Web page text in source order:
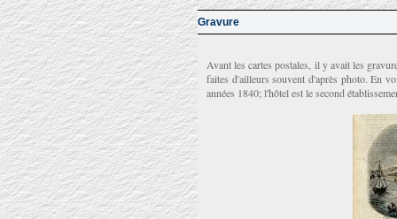
Gravure
Avant les cartes postales, il y avait les
faites d'ailleurs souvent d'après photo. En
années 1840; l'hôtel est le second